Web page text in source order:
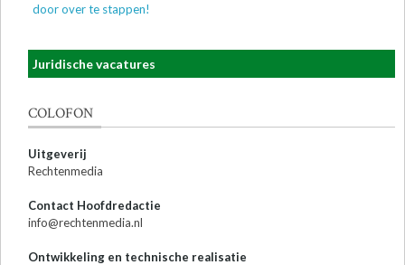
door over te stappen!
Juridische vacatures
COLOFON
Uitgeverij
Rechtenmedia
Contact Hoofdredactie
info@rechtenmedia.nl
Ontwikkeling en technische realisatie